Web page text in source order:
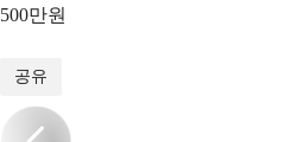
500만원
공유
/17